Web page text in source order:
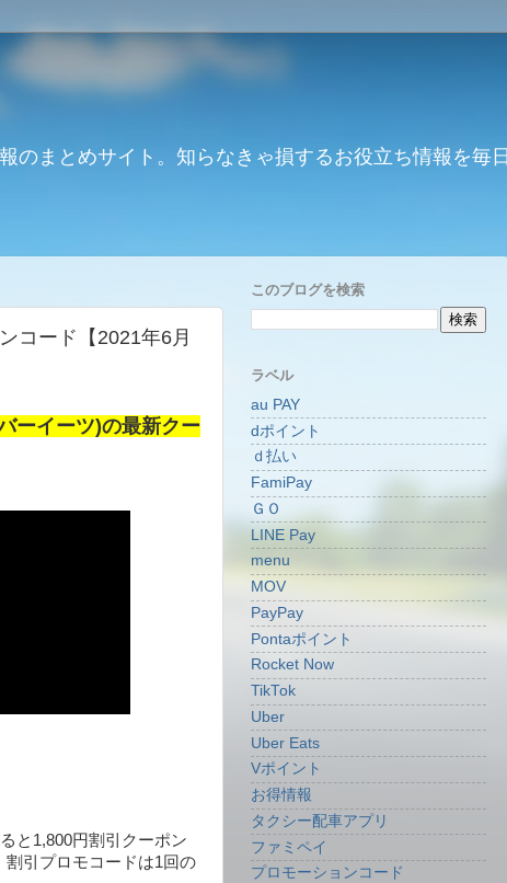
のまとめサイト。知らなきゃ損するお役立ち情報を毎日
コード【2021年6月
ーイーツ)の最新クー
と1,800円割引クーポン
割引プロモコードは1回の
このブログを検索
ラベル
au PAY
dポイント
ｄ払い
FamiPay
ＧＯ
LINE Pay
menu
MOV
PayPay
Pontaポイント
Rocket Now
TikTok
Uber
Uber Eats
Vポイント
お得情報
タクシー配車アプリ
ファミペイ
プロモーションコード